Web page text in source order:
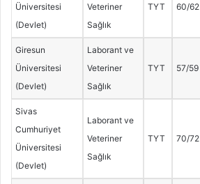
Üniversitesi
(Devlet)
Veteriner
Sağlık
TYT 60/62
Giresun
Üniversitesi
(Devlet)
Laborant ve
Veteriner
Sağlık
TYT 57/59
Sivas
Cumhuriyet
Üniversitesi
(Devlet)
Laborant ve
Veteriner
Sağlık
TYT 70/72